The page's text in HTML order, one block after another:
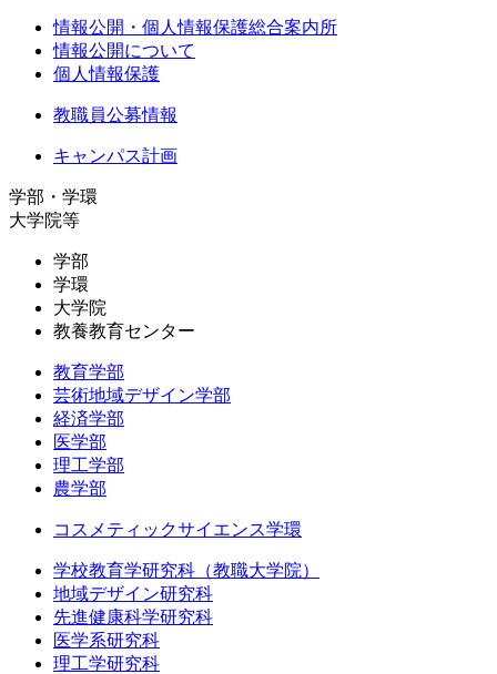
情報公開・個人情報保護総合案内所
情報公開について
個人情報保護
教職員公募情報
キャンパス計画
学部・学環
大学院等
学部
学環
大学院
教養教育センター
教育学部
芸術地域デザイン学部
経済学部
医学部
理工学部
農学部
コスメティックサイエンス学環
学校教育学研究科（教職大学院）
地域デザイン研究科
先進健康科学研究科
医学系研究科
理工学研究科